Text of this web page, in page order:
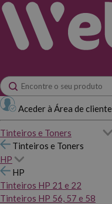
Aceder à Área de cliente
Tinteiros e Toners
Tinteiros e Toners
HP
HP
Tinteiros HP 21 e 22
Tinteiros HP 56, 57 e 58